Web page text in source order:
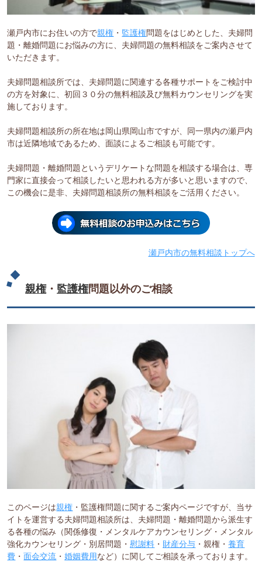
瀬戸内市にお住いの方で親権 ・ 監護権問題をはじめとした、夫婦問
題・離婚問題にお悩みの方に、夫婦問題の無料相談をご案内させて
いただきます。
夫婦問題相談所では、夫婦問題に関連する各種サポートをご検討中
の方を対象に、初回３０分の無料相談及び無料カウンセリングを実
施しております。
夫婦問題相談所の所在地は岡山県岡山市ですが、同一県内の瀬戸内
市は近隣地域であるため、面談によるご相談も可能です。
夫婦問題・離婚問題というデリケートな問題を相談する場合は、専
門家に直接会って相談したいと思われる方が多いと思いますので、
この機会に是非、夫婦問題相談所の無料相談をご活用ください。
瀬戸内市の無料相談トップへ
親権・ 監護権問題以外のご相談
このページは親権 ・監護権問題に関するご案内ページですが、当サ
イトを運営する夫婦問題相談所は、夫婦問題・離婚問題から派生す
る各種の悩み（関係修復・メンタルケアカウンセリング・メンタル
強化カウンセリング・別居問題・慰謝料 ・ 財産分与 ・親権・養育
費 ・面会交流 ・婚姻費用など）に関してご相談を承っております。